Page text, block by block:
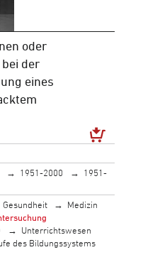
oder
der
eines
1951-2000
1951-
Gesundheit
Medizin
Unterrichtswesen
des Bildungssystems